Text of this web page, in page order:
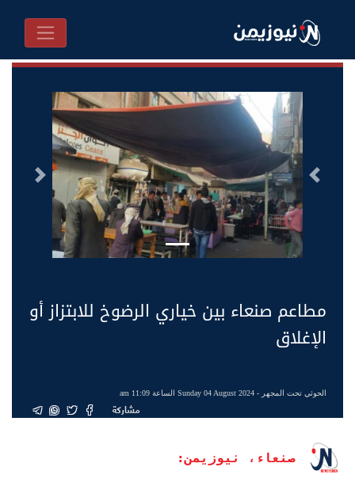
السابق التالى
مطاعم صنعاء بين خياري الرضوخ للابتزاز أو
الإغلاق
الحوثي تحت المجهر - Sunday 04 August 2024 الساعة 11:09 am
مشاركة
صنعاء، نيوزيمن: